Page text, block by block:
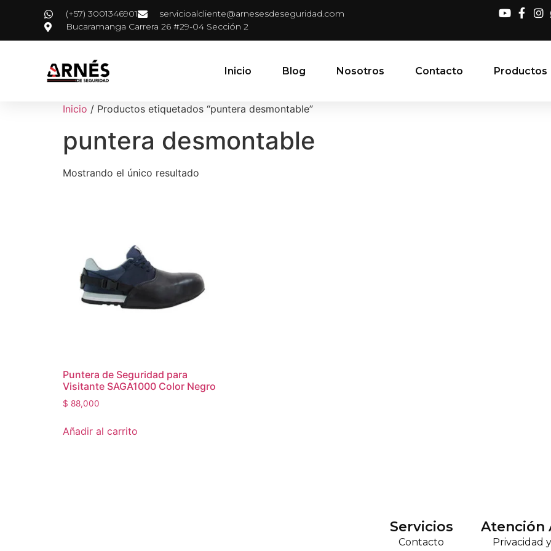
(+57) 3001346901
servicioalcliente@arnesesdeseguridad.com
Bucaramanga Carrera 26 #29-04 Sección 2
Inicio Blog Nosotros Contacto Productos
Inicio / Productos etiquetados “puntera desmontable”
puntera desmontable
Mostrando el único resultado
Puntera de Seguridad para
Visitante SAGA1000 Color Negro
$ 88,000
Añadir al carrito
Servicios
Contacto
Atención
Privacidad